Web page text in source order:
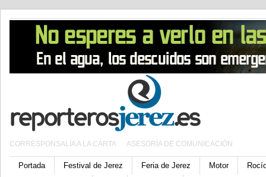
CORRESPONSALÍA A LA CARTA ASESORÍA DE COMUNICACIÓN
Portada Festival de Jerez Feria de Jerez Motor